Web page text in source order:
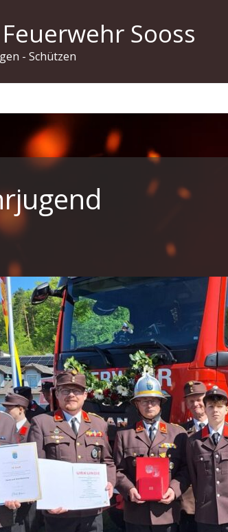
Sooss
- Schützen